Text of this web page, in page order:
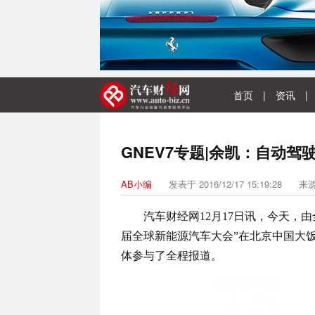
首页 | 资讯 |
GNEV7专题|余凯：自动驾
AB小编 发表于 2016/12/17 15:19:28 来
汽车财经网12月17日讯，今天，
届全球新能源汽车大会”在北京中国大
体参与了全程报道。